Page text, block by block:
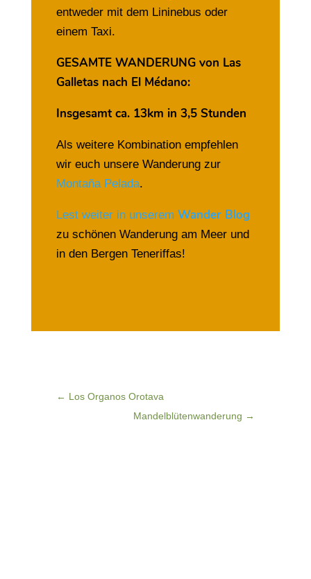
entweder mit dem Lininebus oder
einem Taxi.
GESAMTE WANDERUNG von Las
Galletas nach El Médano:
Insgesamt ca. 13km in 3,5 Stunden
Als weitere Kombination empfehlen
wir euch unsere Wanderung zur
Montaña Pelada.
Lest weiter in unserem Wander Blog
zu schönen Wanderung am Meer und
in den Bergen Teneriffas!
← Los Organos Orotava
Mandelblütenwanderung →